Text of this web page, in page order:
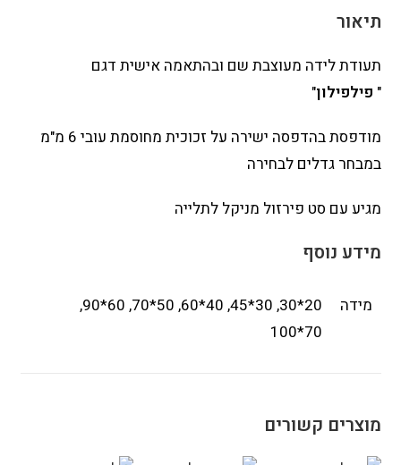
תיאור
תעודת לידה מעוצבת שם ובהתאמה אישית דגם
" פילפילון"
מודפסת בהדפסה ישירה על זכוכית מחוסמת עובי 6 מ"מ
במבחר גדלים לבחירה
מגיע עם סט פירזול מניקל לתלייה
מידע נוסף
מידה
20*30, 30*45, 40*60, 50*70, 60*90,
70*100
מוצרים קשורים